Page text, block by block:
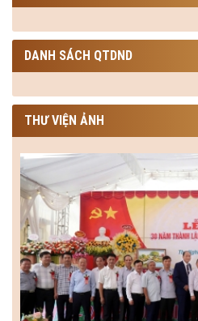
DANH SÁCH QTDND
THƯ VIỆN ẢNH